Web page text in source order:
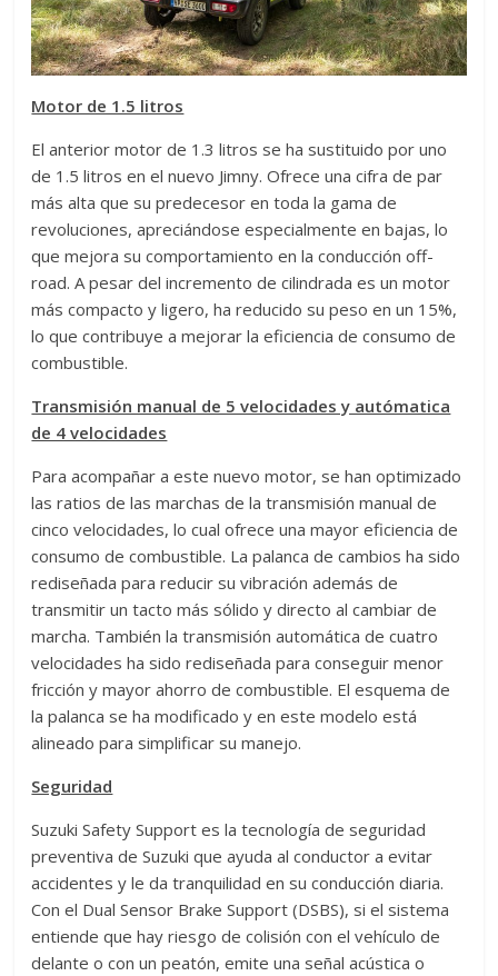
Motor de 1.5 litros
El anterior motor de 1.3 litros se ha sustituido por uno
de 1.5 litros en el nuevo Jimny. Ofrece una cifra de par
más alta que su predecesor en toda la gama de
revoluciones, apreciándose especialmente en bajas, lo
que mejora su comportamiento en la conducción off-
road. A pesar del incremento de cilindrada es un motor
más compacto y ligero, ha reducido su peso en un 15%,
lo que contribuye a mejorar la eficiencia de consumo de
combustible.
Transmisión manual de 5 velocidades y autómatica
de 4 velocidades
Para acompañar a este nuevo motor, se han optimizado
las ratios de las marchas de la transmisión manual de
cinco velocidades, lo cual ofrece una mayor eficiencia de
consumo de combustible. La palanca de cambios ha sido
rediseñada para reducir su vibración además de
transmitir un tacto más sólido y directo al cambiar de
marcha. También la transmisión automática de cuatro
velocidades ha sido rediseñada para conseguir menor
fricción y mayor ahorro de combustible. El esquema de
la palanca se ha modificado y en este modelo está
alineado para simplificar su manejo.
Seguridad
Suzuki Safety Support es la tecnología de seguridad
preventiva de Suzuki que ayuda al conductor a evitar
accidentes y le da tranquilidad en su conducción diaria.
Con el Dual Sensor Brake Support (DSBS), si el sistema
entiende que hay riesgo de colisión con el vehículo de
delante o con un peatón, emite una señal acústica o